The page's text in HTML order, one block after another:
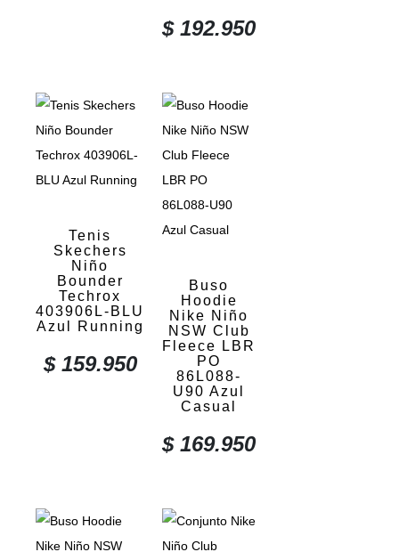
$192.950
Tenis
Skechers
Niño
Bounder
Techrox
403906L-BLU
Azul Running
$159.950
Buso
Hoodie
Nike Niño
NSW Club
Fleece LBR
PO
86L088-
U90 Azul
Casual
$169.950